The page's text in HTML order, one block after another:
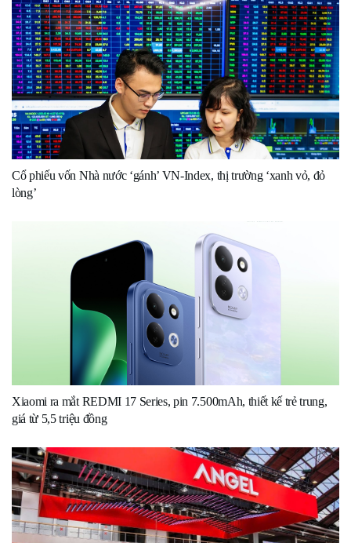
Cổ phiếu vốn Nhà nước ‘gánh’ VN-Index, thị trường ‘xanh vỏ, đỏ
lòng’
Xiaomi ra mắt REDMI 17 Series, pin 7.500mAh, thiết kế trẻ trung,
giá từ 5,5 triệu đồng